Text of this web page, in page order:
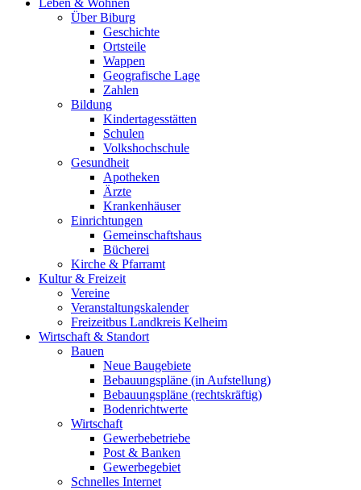
Leben & Wohnen
Über Biburg
Geschichte
Ortsteile
Wappen
Geografische Lage
Zahlen
Bildung
Kindertagesstätten
Schulen
Volkshochschule
Gesundheit
Apotheken
Ärzte
Krankenhäuser
Einrichtungen
Gemeinschaftshaus
Bücherei
Kirche & Pfarramt
Kultur & Freizeit
Vereine
Veranstaltungskalender
Freizeitbus Landkreis Kelheim
Wirtschaft & Standort
Bauen
Neue Baugebiete
Bebauungspläne (in Aufstellung)
Bebauungspläne (rechtskräftig)
Bodenrichtwerte
Wirtschaft
Gewerbebetriebe
Post & Banken
Gewerbegebiet
Schnelles Internet